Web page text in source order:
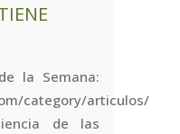
la Semana:
category/articulos/
de las